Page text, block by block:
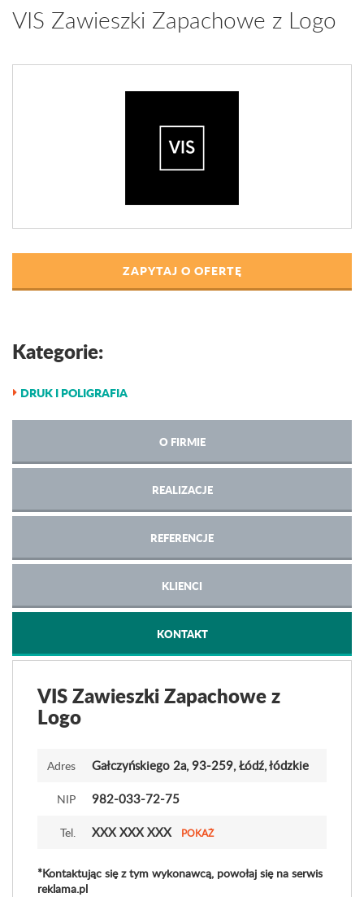
VIS Zawieszki Zapachowe z Logo
ZAPYTAJ O OFERTĘ
Kategorie:
DRUK I POLIGRAFIA
O FIRMIE
REALIZACJE
REFERENCJE
KLIENCI
KONTAKT
VIS Zawieszki Zapachowe z
Logo
Adres Gałczyńskiego 2a, 93-259, Łódź, łódzkie
NIP 982-033-72-75
Tel. XXX XXX XXX POKAŻ
*Kontaktując się z tym wykonawcą, powołaj się na serwis
reklama.pl